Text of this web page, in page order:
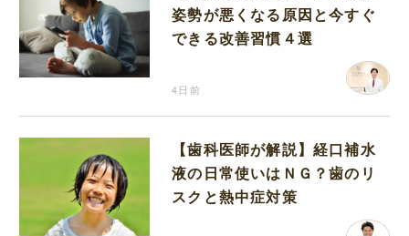
姿勢が悪くなる原因と今すぐ
できる改善習慣４選
4日前
【歯科医師が解説】経口補水
液の日常使いはＮＧ？歯のリ
スクと熱中症対策